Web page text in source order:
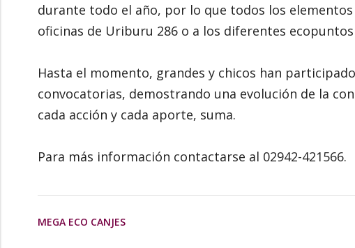
durante todo el año, por lo que todos los
oficinas de Uriburu 286 o a los diferentes
Hasta el momento, grandes y chicos han
convocatorias, demostrando una evolución de la
cada acción y cada aporte, suma.
Para más información contactarse al 02942-421566.
MEGA ECO CANJES